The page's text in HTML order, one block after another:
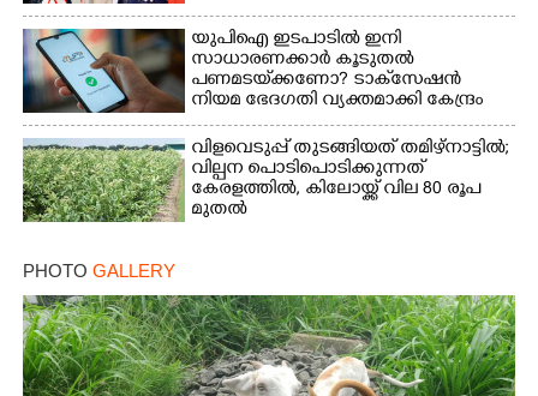
യുപിഐ ഇടപാടിൽ ഇനി
സാധാരണക്കാർ കൂടുതൽ
പണമടയ്‌ക്കണോ?​ ടാക്‌സേഷൻ
നിയമ ഭേദഗതി വ്യക്തമാക്കി കേന്ദ്രം
വിളവെടുപ്പ് തുടങ്ങിയത് തമിഴ്നാട്ടിൽ;
വില്പന പൊടിപൊടിക്കുന്നത്
കേരളത്തിൽ, കിലോയ്ക്ക് വില 80 രൂപ
മുതൽ
PHOTO GALLERY